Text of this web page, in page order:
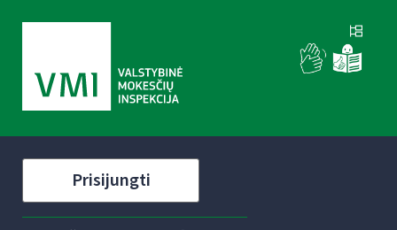
Prisijungti